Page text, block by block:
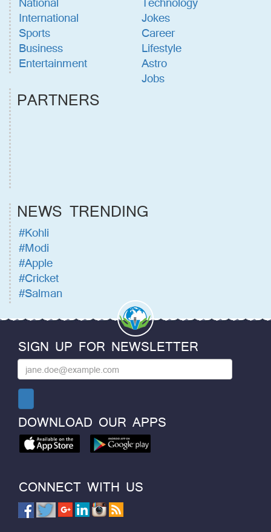
International
Sports
Business
Entertainment
Jokes
Career
Lifestyle
Astro
Jobs
PARTNERS
NEWS TRENDING
#Kohli
#Modi
#Apple
#Cricket
#Salman
SIGN UP FOR NEWSLETTER
DOWNLOAD OUR APPS
CONNECT WITH US